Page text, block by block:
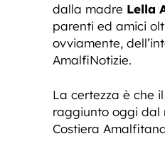
dalla madre Lella
parenti ed amici
ovviamente,
AmalfiNotizie.
La certezza è che
raggiunto oggi dal
Costiera